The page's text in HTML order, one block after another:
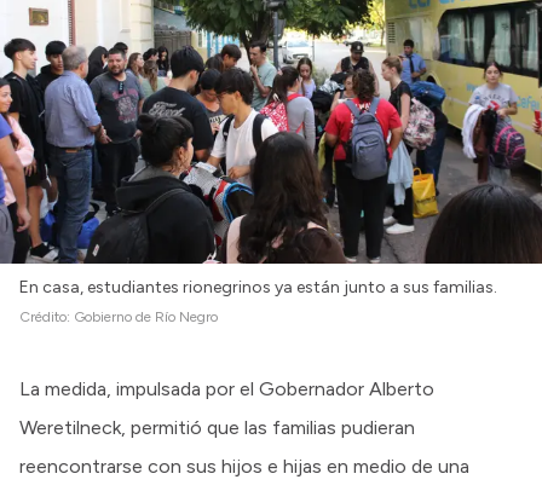
En casa, estudiantes rionegrinos ya están junto a sus familias.
Crédito: Gobierno de Río Negro
La medida, impulsada por el Gobernador Alberto
Weretilneck, permitió que las familias pudieran
reencontrarse con sus hijos e hijas en medio de una